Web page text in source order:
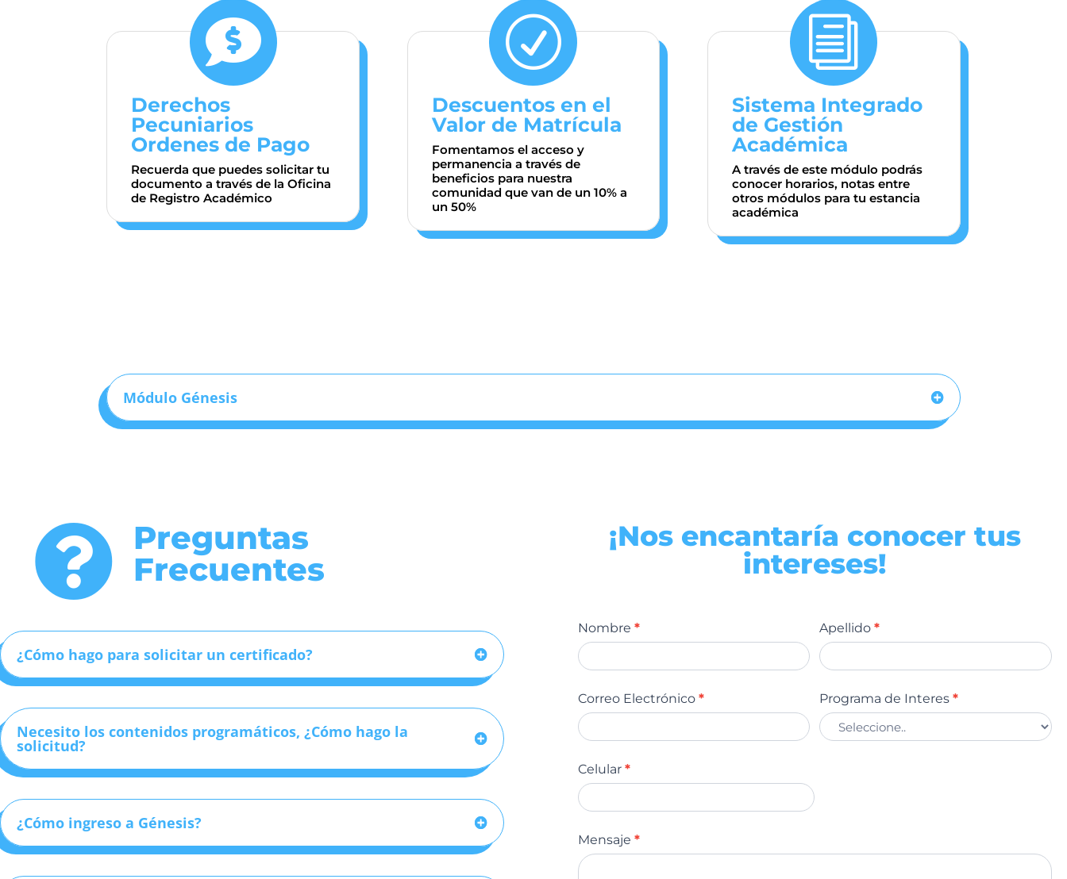

Derechos
Pecuniarios
Ordenes de Pago
Recuerda que puedes solicitar tu
documento a través de la Oficina
de Registro Académico
R
Descuentos en el
Valor de Matrícula
Fomentamos el acceso y
permanencia a través de
beneficios para nuestra
comunidad que van de un 10% a
un 50%
i
Sistema Integrado
de Gestión
Académica
A través de este módulo podrás
conocer horarios, notas entre
otros módulos para tu estancia
académica
Módulo Génesis
 Preguntas
Frecuentes
¿Cómo hago para solicitar un certificado?
Necesito los contenidos programáticos, ¿Cómo hago la
solicitud?
¿Cómo ingreso a Génesis?
¡Nos encantaría conocer tus
intereses!
¡Contáctanos!
Nombre * Apellido*
Correo Electrónico * Programa de Interes*
Celular *
Mensaje *